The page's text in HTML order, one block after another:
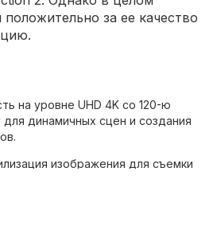
за ее качество
на уровне UHD 4K со 120-ю
динамичных сцен и создания
изображения для съемки
в реальном времени.